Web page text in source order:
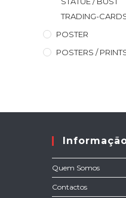
TRADING-
POSTER
POSTERS /
Quem Somos
Contactos